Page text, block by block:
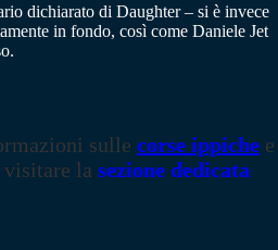
dichiarato di Daughter – si è invece
in fondo, così come Daniele Jet
sulle corse ippiche e
la sezione dedicata